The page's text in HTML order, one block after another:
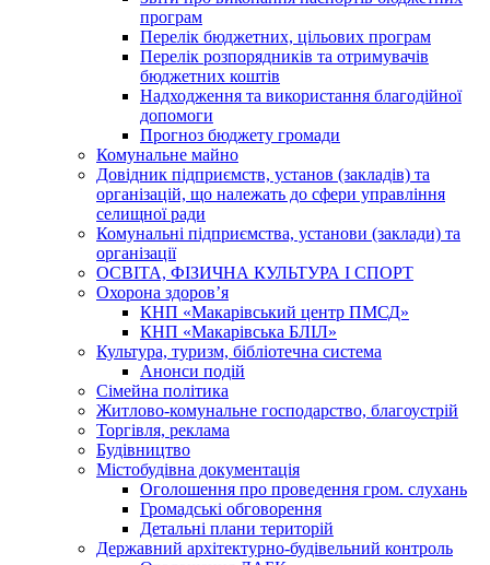
програм
Перелік бюджетних, цільових програм
Перелік розпорядників та отримувачів
бюджетних коштів
Надходження та використання благодійної
допомоги
Прогноз бюджету громади
Комунальне майно
Довідник підприємств, установ (закладів) та
організацій, що належать до сфери управління
селищної ради
Комунальні підприємства, установи (заклади) та
організації
ОСВІТА, ФІЗИЧНА КУЛЬТУРА І СПОРТ
Охорона здоров’я
КНП «Макарівський центр ПМСД»
КНП «Макарівська БЛІЛ»
Культура, туризм, бібліотечна система
Анонси подій
Сімейна політика
Житлово-комунальне господарство, благоустрій
Торгівля, реклама
Будівництво
Містобудівна документація
Оголошення про проведення гром. слухань
Громадські обговорення
Детальні плани територій
Державний архітектурно-будівельний контроль